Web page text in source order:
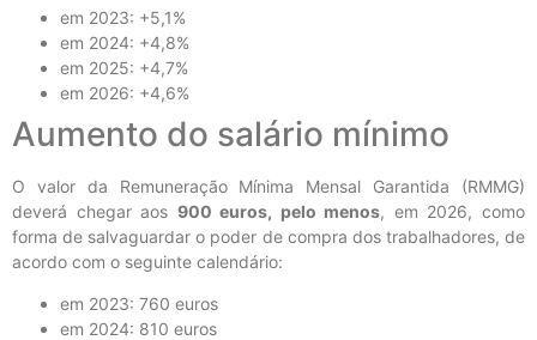
em 2023: +5,1%
em 2024: +4,8%
em 2025: +4,7%
em 2026: +4,6%
Aumento do salário mínimo
O valor da Remuneração Mínima Mensal Garantida (RMMG)
deverá chegar aos 900 euros, pelo menos, em 2026, como
forma de salvaguardar o poder de compra dos trabalhadores, de
acordo com o seguinte calendário:
em 2023: 760 euros
em 2024: 810 euros